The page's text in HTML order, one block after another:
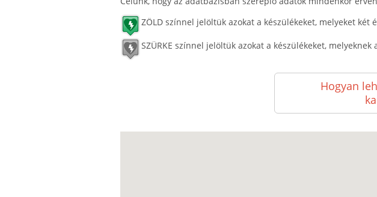
ZÖLD színnel jelöltük azokat a készülékeket, melyeket
SZÜRKE színnel jelöltük azokat a készülékeket,
Hogyan